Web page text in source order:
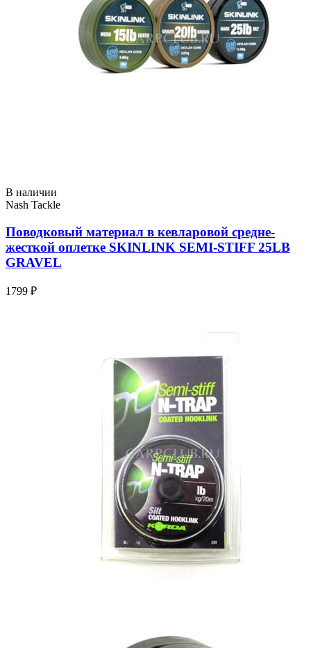
В наличии
Nash Tackle
Поводковый материал в кевларовой средне-
жесткой оплетке SKINLINK SEMI-STIFF 25LB
GRAVEL
1799 ₽